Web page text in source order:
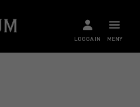
MENY
LOGGA IN